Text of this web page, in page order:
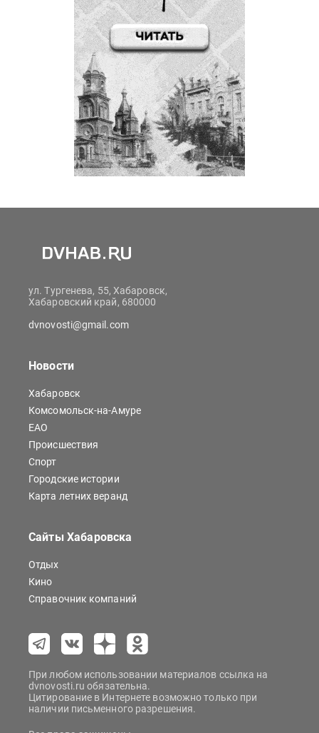
ул. Тургенева, 55, Хабаровск,
Хабаровский край, 680000
dvnovosti@gmail.com
Новости
Хабаровск
Комсомольск-на-Амуре
ЕАО
Происшествия
Спорт
Городские истории
Карта летних веранд
Сайты Хабаровска
Отдых
Кино
Справочник компаний
При любом использовании материалов ссылка на
dvnovosti.ru обязательна.
Цитирование в Интернете возможно только при
наличии письменного разрешения.